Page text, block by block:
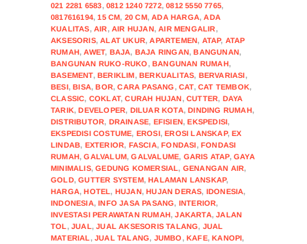
021 2281 6583,0812 1240 7272,0812 5550 7765,
0817616194,15 CM, 20 CM,ADA HARGA,ADA
KUALITAS,AIR,AIR HUJAN,AIR MENGALIR,
AKSESORIS,ALAT UKUR,APARTEMEN, ATAP, ATAP
RUMAH,AWET, BAJA, BAJA RINGAN,BANGUNAN,
BANGUNAN RUKO-RUKO ,BANGUNAN RUMAH,
BASEMENT,BERIKLIM,BERKUALITAS, BERVARIASI,
BESI,BISA,BOR,CARA PASANG ,CAT,CAT TEMBOK,
CLASSIC, COKLAT,CURAH HUJAN,CUTTER, DAYA
TARIK,DEVELOPER, DILUAR KOTA,DINDING RUMAH,
DISTRIBUTOR, DRAINASE, EFISIEN,EKSPEDISI,
EKSPEDISI COSTUME, EROSI,EROSI LANSKAP,EX
LINDAB, EXTERIOR, FASCIA,FONDASI,FONDASI
RUMAH,GALVALUM,GALVALUME, GARIS ATAP,GAYA
MINIMALIS,GEDUNG KOMERSIAL, GENANGAN AIR,
GOLD,GUTTER SYSTEM,HALAMAN LANSKAP,
HARGA,HOTEL, HUJAN,HUJAN DERAS, IDONESIA,
INDONESIA,INFO JASA PASANG, INTERIOR,
INVESTASI PERAWATAN RUMAH,JAKARTA,JALAN
TOL ,JUAL,JUAL AKSESORIS TALANG, JUAL
MATERIAL ,JUAL TALANG, JUMBO ,KAFE,KANOPI,